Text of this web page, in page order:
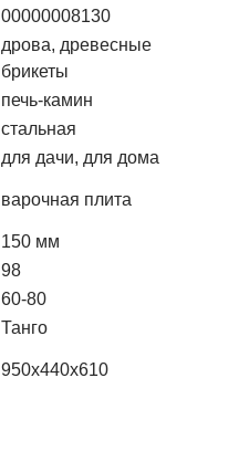
00000008130
дрова, древесные
брикеты
печь-камин
стальная
для дачи, для дома
варочная плита
150 мм
98
60-80
Танго
950x440x610